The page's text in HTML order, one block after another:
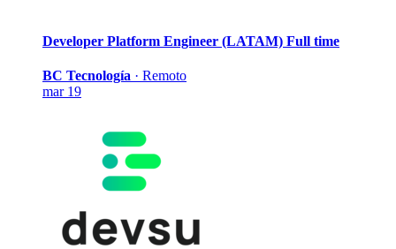
Developer Platform Engineer (LATAM) Full time
BC Tecnología · Remoto
mar 19